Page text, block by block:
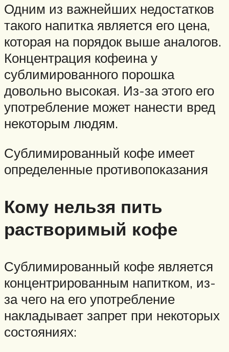
Одним из важнейших недостатков
такого напитка является его цена,
которая на порядок выше аналогов.
Концентрация кофеина у
сублимированного порошка
довольно высокая. Из-за этого его
употребление может нанести вред
некоторым людям.
Сублимированный кофе имеет
определенные противопоказания
Кому нельзя пить
растворимый кофе
Сублимированный кофе является
концентрированным напитком, из-
за чего на его употребление
накладывает запрет при некоторых
состояниях: